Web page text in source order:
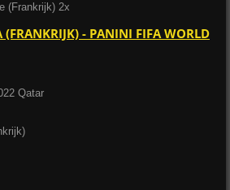
(Frankrijk) 2x
(FRANKRIJK) - PANINI FIFA WORLD
Qatar